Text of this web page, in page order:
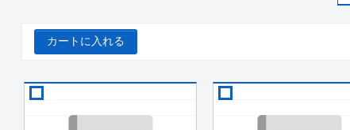
カートに入れる